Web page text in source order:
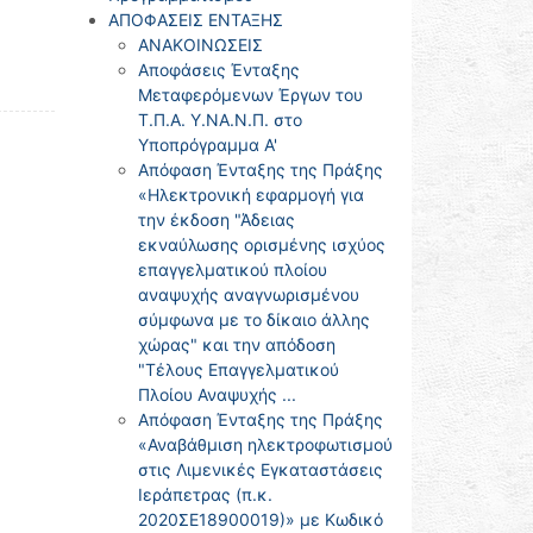
ΑΠΟΦΑΣΕΙΣ ΕΝΤΑΞΗΣ
ΑΝΑΚΟΙΝΩΣΕΙΣ
Αποφάσεις Ένταξης
Μεταφερόμενων Έργων του
Τ.Π.Α. Υ.ΝΑ.Ν.Π. στο
Υποπρόγραμμα Α'
Απόφαση Ένταξης της Πράξης
«Ηλεκτρονική εφαρμογή για
την έκδοση "Άδειας
εκναύλωσης ορισμένης ισχύος
επαγγελματικού πλοίου
αναψυχής αναγνωρισμένου
σύμφωνα με το δίκαιο άλλης
χώρας" και την απόδοση
"Τέλους Επαγγελματικού
Πλοίου Αναψυχής ...
Απόφαση Ένταξης της Πράξης
«Αναβάθμιση ηλεκτροφωτισμού
στις Λιμενικές Εγκαταστάσεις
Ιεράπετρας (π.κ.
2020ΣΕ18900019)» με Κωδικό